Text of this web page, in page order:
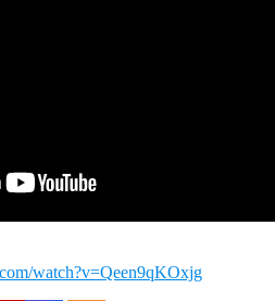
watch?v=Qeen9qKOxjg